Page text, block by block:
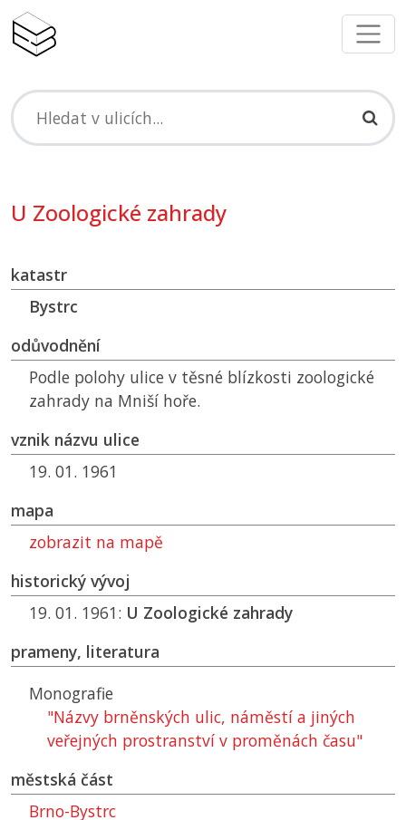
U Zoologické zahrady
katastr
Bystrc
odůvodnění
Podle polohy ulice v těsné blízkosti zoologické
zahrady na Mniší hoře.
vznik názvu ulice
19. 01. 1961
mapa
zobrazit na mapě
historický vývoj
19. 01. 1961: U Zoologické zahrady
prameny, literatura
Monografie
"Názvy brněnských ulic, náměstí a jiných
veřejných prostranství v proměnách času"
městská část
Brno-Bystrc